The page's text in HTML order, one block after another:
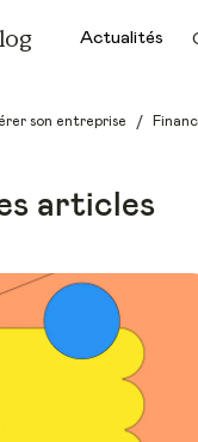
Actualités
son entreprise /
articles